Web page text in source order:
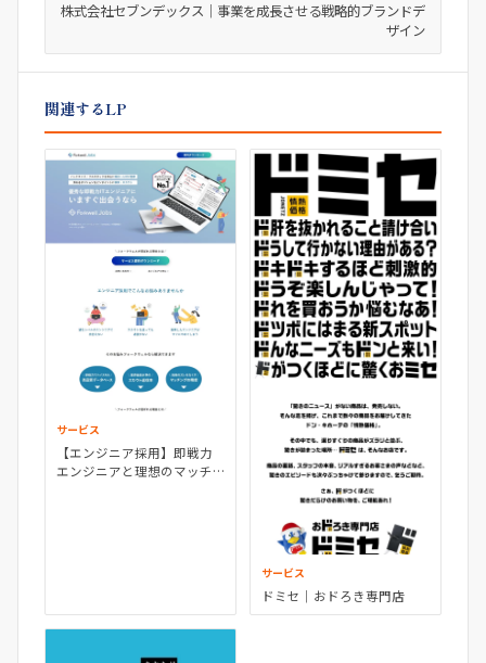
株式会社セブンデックス｜事業を成長させる戦略的ブランドデ
ザイン
関連するLP
サービス
【エンジニア採用】即戦力
エンジニアと理想のマッチ
サービス
ドミセ｜おドろき専門店